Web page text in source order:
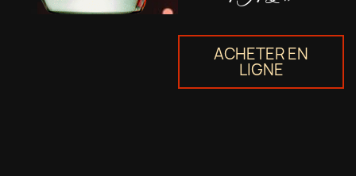
ACHETER EN
LIGNE